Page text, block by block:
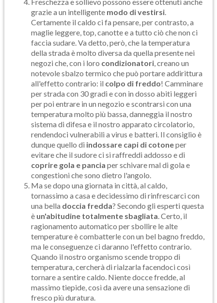
Freschezza e sollievo possono essere ottenuti anche
grazie a un intelligente modo di vestirsi.
Certamente il caldo ci fa pensare, per contrasto, a
maglie leggere, top, canotte e a tutto ciò che non ci
faccia sudare. Va detto, però, che la temperatura
della strada è molto diversa da quella presente nei
negozi che, con i loro condizionatori, creano un
notevole sbalzo termico che può portare addirittura
all'effetto contrario: il colpo di freddo! Camminare
per strada con 30 gradi e con in dosso abiti leggeri
per poi entrare in un negozio e scontrarsi con una
temperatura molto più bassa, danneggia il nostro
sistema di difesa e il nostro apparato circolatorio,
rendendoci vulnerabili a virus e batteri. Il consiglio è
dunque quello di indossare capi di cotoneper
evitare che il sudore ci si raffreddi addosso e di
coprire gola e pancia per schivare mal di gola e
congestioni che sono dietro l'angolo.
Ma se dopo una giornata in città, al caldo,
tornassimo a casa e decidessimo di rinfrescarci con
una bella doccia fredda? Secondo gli esperti questa
è un'abitudine totalmente sbagliata. Certo, il
ragionamento automatico per sbollire le alte
temperature è combatterle con un bel bagno freddo,
ma le conseguenze ci daranno l'effetto contrario.
Quando il nostro organismo scende troppo di
temperatura, cercherà di rialzarla facendoci così
tornare a sentire caldo. Niente docce fredde, al
massimo tiepide, così da avere una sensazione di
fresco più duratura.